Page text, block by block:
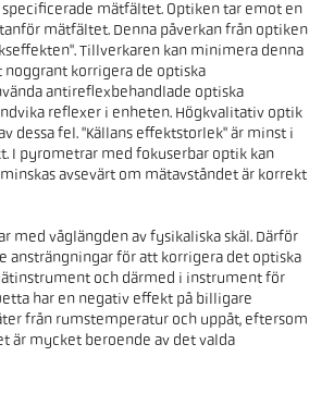
mätfältet. Optiken tar emot en
mätfältet. Denna påverkan från optiken
Tillverkaren kan minimera denna
noggrant korrigera de optiska
antireflexbehandlade optiska
reflexer i enheten. Högkvalitativ optik
dessa fel. "Källans effektstorlek" är minst i
I pyrometrar med fokuserbar optik kan
avsevärt om mätavståndet är korrekt
med våglängden av fysikaliska skäl. Därför
ansträngningar för att korrigera det optiska
och därmed i instrument för
har en negativ effekt på billigare
från rumstemperatur och uppåt, eftersom
är mycket beroende av det valda